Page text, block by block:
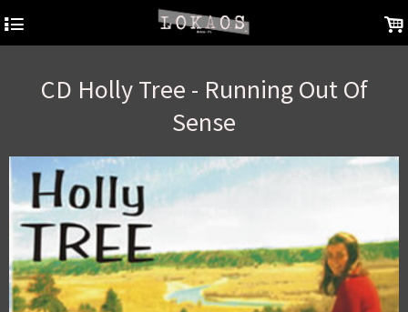
4 .
CD Holly Tree - Running Out Of
Sense